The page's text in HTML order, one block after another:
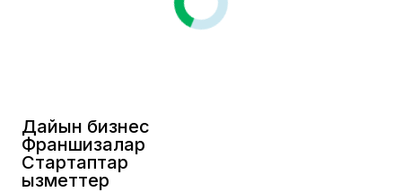
Дайын бизнес
Франшизалар
Стартаптар
Қызметтер